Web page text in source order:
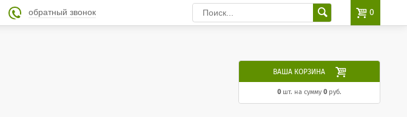
 0
 обратный звонок
ВАША КОРЗИНА 
0шт. на сумму 0руб.